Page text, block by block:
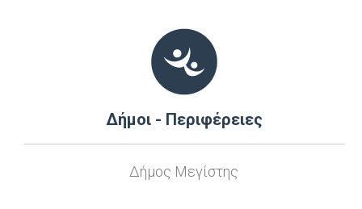
Δήμοι - Περιφέρειες
Δήμος Μεγίστης